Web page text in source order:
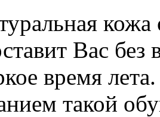
Вас
время
такой